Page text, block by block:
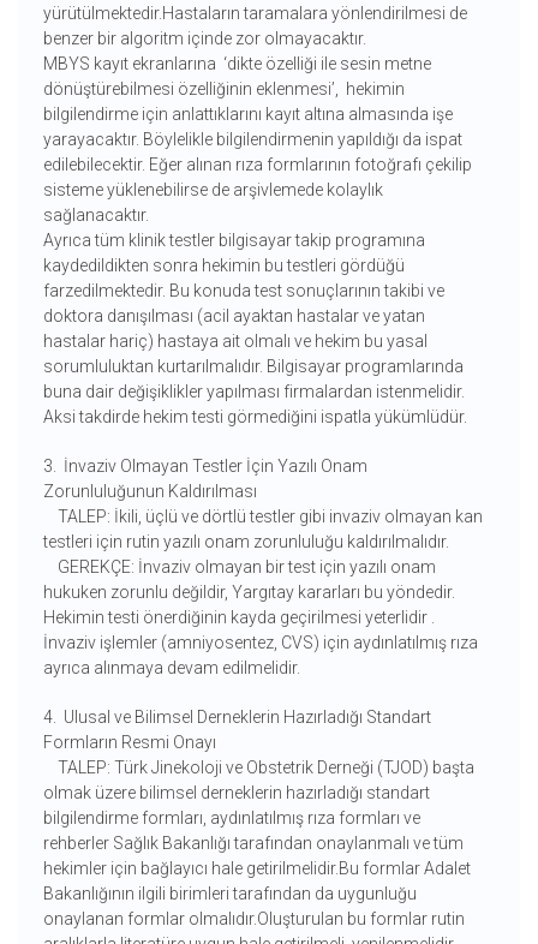
yürütülmektedir.Hastaların taramalara yönlendirilmesi de
benzer bir algoritm içinde zor olmayacaktır.
MBYS kayıt ekranlarına ‘dikte özelliği ile sesin metne
dönüştürebilmesi özelliğinin eklenmesi’, hekimin
bilgilendirme için anlattıklarını kayıt altına almasında işe
yarayacaktır. Böylelikle bilgilendirmenin yapıldığı da ispat
edilebilecektir. Eğer alınan rıza formlarının fotoğrafı çekilip
sisteme yüklenebilirse de arşivlemede kolaylık
sağlanacaktır.
Ayrıca tüm klinik testler bilgisayar takip programına
kaydedildikten sonra hekimin bu testleri gördüğü
farzedilmektedir. Bu konuda test sonuçlarının takibi ve
doktora danışılması (acil ayaktan hastalar ve yatan
hastalar hariç) hastaya ait olmalı ve hekim bu yasal
sorumluluktan kurtarılmalıdır. Bilgisayar programlarında
buna dair değişiklikler yapılması firmalardan istenmelidir.
Aksi takdirde hekim testi görmediğini ispatla yükümlüdür.
3. İnvaziv Olmayan Testler İçin Yazılı Onam
Zorunluluğunun Kaldırılması
TALEP: İkili, üçlü ve dörtlü testler gibi invaziv olmayan kan
testleri için rutin yazılı onam zorunluluğu kaldırılmalıdır.
GEREKÇE: İnvaziv olmayan bir test için yazılı onam
hukuken zorunlu değildir, Yargıtay kararları bu yöndedir.
Hekimin testi önerdiğinin kayda geçirilmesi yeterlidir .
İnvaziv işlemler (amniyosentez, CVS) için aydınlatılmış rıza
ayrıca alınmaya devam edilmelidir.
4. Ulusal ve Bilimsel Derneklerin Hazırladığı Standart
Formların Resmi Onayı
TALEP: Türk Jinekoloji ve Obstetrik Derneği (TJOD) başta
olmak üzere bilimsel derneklerin hazırladığı standart
bilgilendirme formları, aydınlatılmış rıza formları ve
rehberler Sağlık Bakanlığı tarafından onaylanmalı ve tüm
hekimler için bağlayıcı hale getirilmelidir.Bu formlar Adalet
Bakanlığının ilgili birimleri tarafından da uygunluğu
onaylanan formlar olmalıdır.Oluşturulan bu formlar rutin